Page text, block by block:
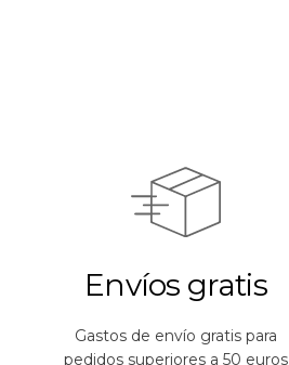
Envíos gratis
Gastos de envío gratis para
pedidos superiores a 50 euros